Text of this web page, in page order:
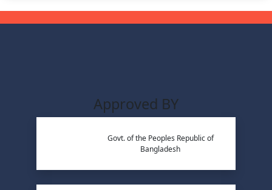
Approved BY
Govt. of the Peoples Republic of
Bangladesh